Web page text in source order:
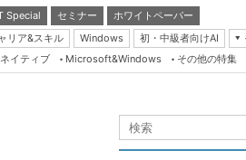
Special セミナー
ホワイトペーパー
リア&スキル Windows 初・中級者向けAI
Server & Storage
イティブ Microsoft&Windows その他の特集